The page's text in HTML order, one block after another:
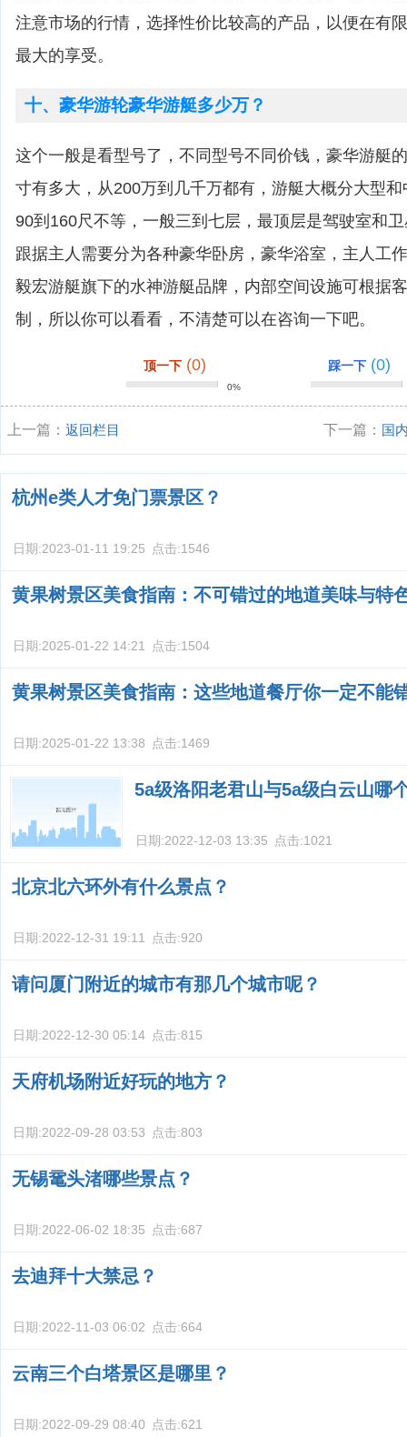
注意市场的行情，选择性价比较高的产品，以便在有
最大的享受。
十、豪华游轮豪华游艇多少万？
这个一般是看型号了，不同型号不同价钱，豪华游艇
寸有多大，从200万到几千万都有，游艇大概分大型
90到160尺不等，一般三到七层，最顶层是驾驶室和
跟据主人需要分为各种豪华卧房，豪华浴室，主人工
毅宏游艇旗下的水神游艇品牌，内部空间设施可根据
制，所以你可以看看，不清楚可以在咨询一下吧。
顶一下 (0)
0%
踩一下 (0)
上一篇： 返回栏目 下一篇： 国
杭州e类人才免门票景区？
日期:2023-01-11 19:25 点击:1546
黄果树景区美食指南：不可错过的地道美味与特
日期:2025-01-22 14:21 点击:1504
黄果树景区美食指南：这些地道餐厅你一定不能
日期:2025-01-22 13:38 点击:1469
5a级洛阳老君山与5a级白云山哪
日期:2022-12-03 13:35 点击:1021
北京北六环外有什么景点？
日期:2022-12-31 19:11 点击:920
请问厦门附近的城市有那几个城市呢？
日期:2022-12-30 05:14 点击:815
天府机场附近好玩的地方？
日期:2022-09-28 03:53 点击:803
无锡鼋头渚哪些景点？
日期:2022-06-02 18:35 点击:687
去迪拜十大禁忌？
日期:2022-11-03 06:02 点击:664
云南三个白塔景区是哪里？
日期:2022-09-29 08:40 点击:621